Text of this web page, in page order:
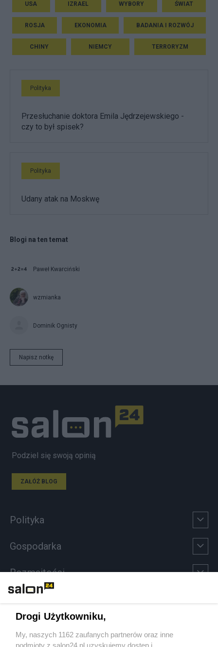
USA IZRAEL WYBORY ŚWIAT
ROSJA EKONOMIA BADANIA I ROZWÓJ
CHINY NIEMCY TERRORYZM
Polityka
Przesłuchanie doktora Emila Jędrzejewskiego -
czy to był spisek?
Polityka
Udany atak na Moskwę
Blogi na ten temat
Paweł Kwarciński
wzmianka
Dominik Ognisty
Napisz notkę
Podziel się swoją opinią
ZAŁÓŻ BLOG
Polityka
Gospodarka
Rozmaitości
Sport
Drogi Użytkowniku,
My, naszych 1162 zaufanych partnerów oraz inne
podmioty z salon24.pl uzyskujemy dostęp i